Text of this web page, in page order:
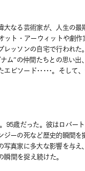
なる芸術家が、人生の
ト・アーウィットや劇
ッソンの自宅で行われ
ム”の仲間たちとの思い
ピソード･････。そして
歳だった。彼はロバー
ーの死など歴史的瞬間
真家に多大な影響を与
間を捉え続けた。